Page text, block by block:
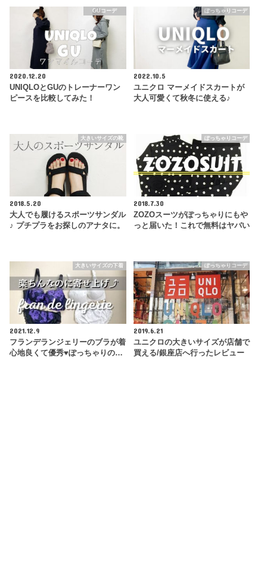
GUコーデ
2020.12.20
UNIQLOとGUのトレーナーワン
ピースを比較してみた！
ぽっちゃりコーデ
2022.10.5
ユニクロ マーメイドスカートが
大人可愛くて秋冬に使える♪
大きいサイズの靴
2018.5.20
大人でも履けるスポーツサンダル
♪ プチプラをお探しのアナタに。
ぽっちゃりコーデ
2018.7.30
ZOZOスーツがぽっちゃりにもや
っと届いた！これで無料はヤバい
大きいサイズの下着
2021.12.9
フランデランジェリーのブラが着
心地良くて優秀♥ぽっちゃりの…
ぽっちゃりコーデ
2019.6.21
ユニクロの大きいサイズが店舗で
買える/銀座店へ行ったレビュー